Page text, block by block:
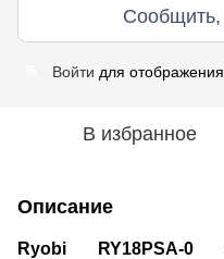
Сообщить,
Войти для
В избранное
Описание
Ryobi RY18PSA-